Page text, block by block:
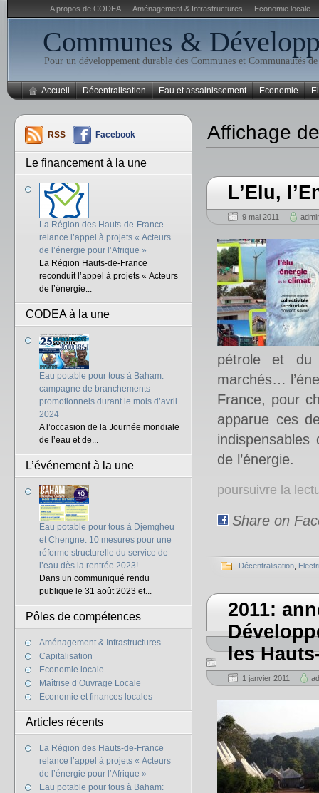
A propos de CODEA Aménagement & Infrastructures Economie locale
Communes &
Pour un développement durable des Communes et Communautés
Accueil Décentralisation Eau et assainissement Economie
Affichage
L’Elu,
9 mai 2011
pétrole et du
marchés…
France, pour
apparue ces
de l’énergie.
poursuivre la
Share on
Décentralisation
2011:
les
1 janvier 2011
RSS Facebook
Le financement à la une
La Région des Hauts-de-France
relance l’appel à projets « Acteurs
de l’énergie pour l’Afrique »
La Région Hauts-de-France
reconduit l’appel à projets « Acteurs
de l’énergie...
CODEA à la une
Eau potable pour tous à Baham:
campagne de branchements
promotionnels durant le mois d’avril
2024
A l’occasion de la Journée mondiale
de l’eau et de...
L’événement à la une
Eau potable pour tous à Djemgheu
et Chengne: 10 mesures pour une
réforme structurelle du service de
l’eau dès la rentrée 2023!
Dans un communiqué rendu
publique le 31 août 2023 et...
Pôles de compétences
Aménagement & Infrastructures
Capitalisation
Economie locale
Maîtrise d’Ouvrage Locale
Economie et finances locales
Articles récents
La Région des Hauts-de-France
relance l’appel à projets « Acteurs
de l’énergie pour l’Afrique »
Eau potable pour tous à Baham: